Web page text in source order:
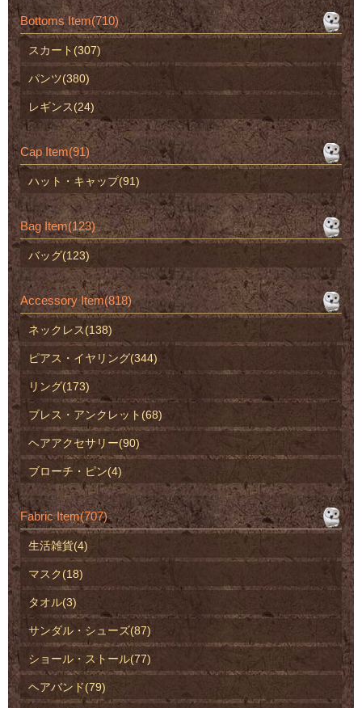
Bottoms Item(710)
スカート(307)
パンツ(380)
レギンス(24)
Cap Item(91)
ハット・キャップ(91)
Bag Item(123)
バッグ(123)
Accessory Item(818)
ネックレス(138)
ピアス・イヤリング(344)
リング(173)
ブレス・アンクレット(68)
ヘアアクセサリー(90)
ブローチ・ピン(4)
Fabric Item(707)
生活雑貨(4)
マスク(18)
タオル(3)
サンダル・シューズ(87)
ショール・ストール(77)
ヘアバンド(79)